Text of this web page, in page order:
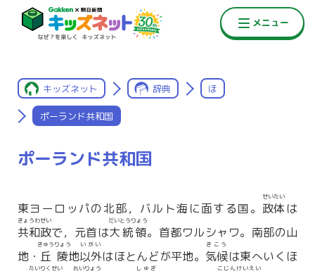
キッズネット 辞典 ほ
ポーランド共和国
ポーランド共和国
東ヨーロッパの北部，バルト海に面する国。 政体
せいたい
は
共和政
きょうわせい
で，元首は大統領
だいとうりょう
。首都ワルシャワ。南部の山
地・ 丘陵
きゅうりょう
地以外
いがい
はほとんどが平地。 気候
きこう
は東へいくほ
たいりくせい れいりょう しゅぎ こじんけいえい